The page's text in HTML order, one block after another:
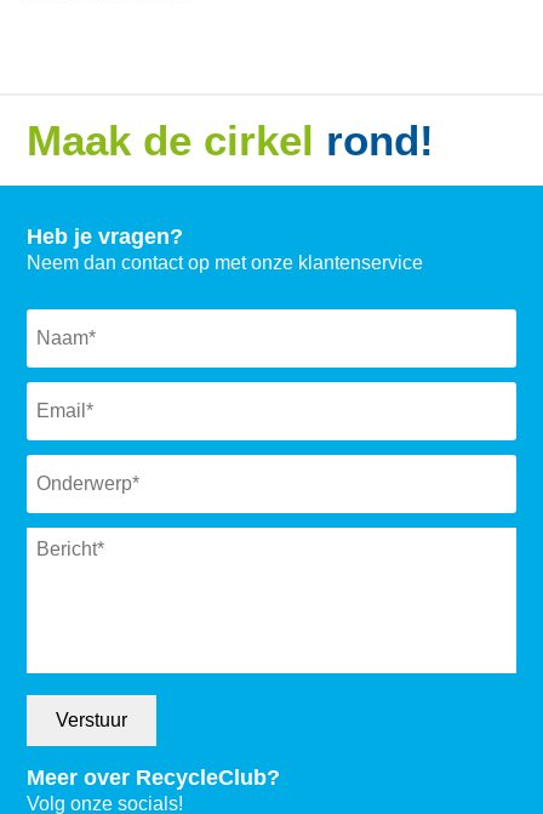
Maak de cirkel rond!
Heb je vragen?
Neem dan contact op met onze klantenservice
Naam *
Email *
Subject *
Message *
Verstuur
Meer over RecycleClub?
Volg onze socials!